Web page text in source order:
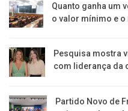
Quanto ganha um
o valor mínimo e
Pesquisa mostra
com liderança da
Partido Novo de